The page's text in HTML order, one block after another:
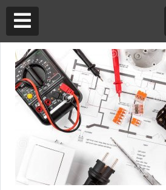
Аз съм майстор
Търся майстор